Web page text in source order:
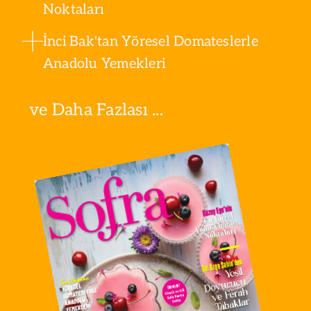
Noktaları
İnci Bak'tan Yöresel Domateslerle
Anadolu Yemekleri
ve Daha Fazlası ...